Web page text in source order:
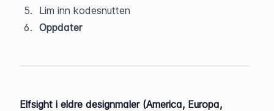
Lim inn kodesnutten
Oppdater
Elfsight i eldre designmaler (America, Europa,